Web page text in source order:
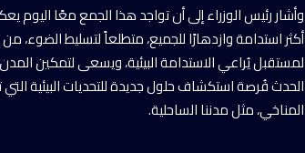
وأشار رئيس الوزراء إلى أن تواجد هذا الجمع معًا اليوم
أكثر استدامة وازدهارًا للجميع، متطلعاً لتسليط الضوء،
لمستقبل يُراعي الاستدامة البيئية، ويسعى لتمكين المدن
الحدث فُرصة استكشاف حلول جديدة للتحديات البيئية
المناخي، مثل مدننا الساحلية.